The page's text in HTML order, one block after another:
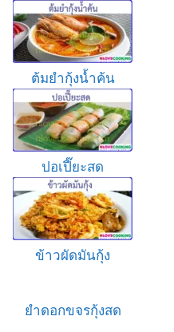
ต้มยำกุ้งน้ำค้น
ปอเปี๊ยะสด
ข้าวผัดมันกุ้ง
ยำดอกขจรกุ้งสด